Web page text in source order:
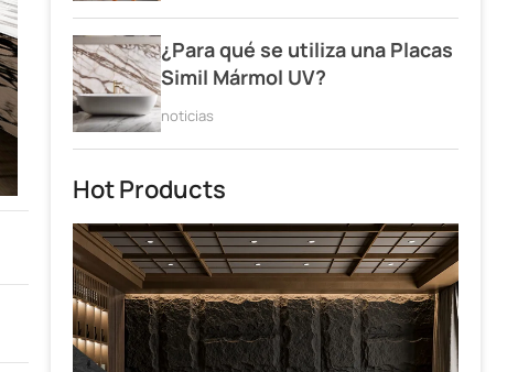
¿Para qué se utiliza una Placas
Simil Mármol UV?
noticias
Hot Products